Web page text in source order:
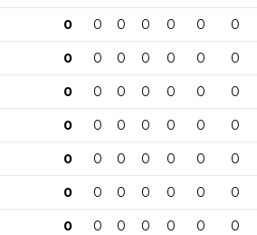
0 0 0 0 0 0 0
0 0 0 0 0 0 0
0 0 0 0 0 0 0
0 0 0 0 0 0 0
0 0 0 0 0 0 0
0 0 0 0 0 0 0
0 0 0 0 0 0 0